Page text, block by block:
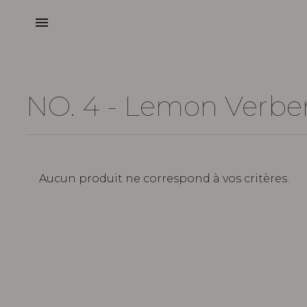
menu
NO. 4 - Lemon
Aucun produit ne correspond à vos critères.